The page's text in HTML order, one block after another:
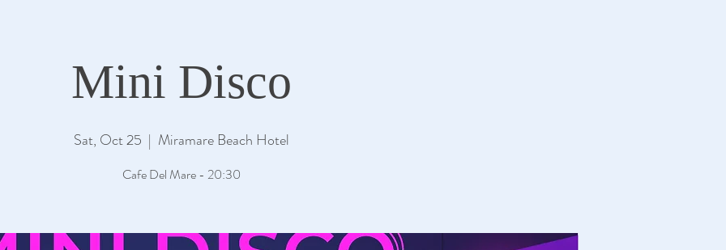
Mini Disco
Sat, Oct 25
  |
Miramare Beach Hotel
Cafe Del Mare - 20:30